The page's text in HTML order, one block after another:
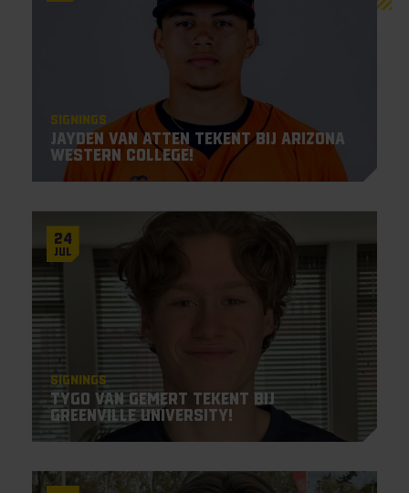
Signings
Jayden Van Atten tekent bij Arizona
Western College!
24
Jul
Signings
Tygo van Gemert tekent bij
Greenville University!